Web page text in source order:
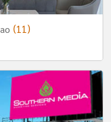
(11)